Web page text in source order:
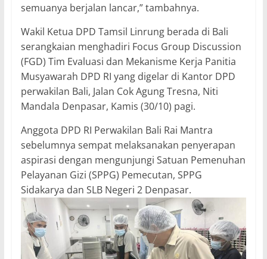
semuanya berjalan lancar,” tambahnya.
Wakil Ketua DPD Tamsil Linrung berada di Bali
serangkaian menghadiri Focus Group Discussion
(FGD) Tim Evaluasi dan Mekanisme Kerja Panitia
Musyawarah DPD RI yang digelar di Kantor DPD
perwakilan Bali, Jalan Cok Agung Tresna, Niti
Mandala Denpasar, Kamis (30/10) pagi.
Anggota DPD RI Perwakilan Bali Rai Mantra
sebelumnya sempat melaksanakan penyerapan
aspirasi dengan mengunjungi Satuan Pemenuhan
Pelayanan Gizi (SPPG) Pemecutan, SPPG
Sidakarya dan SLB Negeri 2 Denpasar.